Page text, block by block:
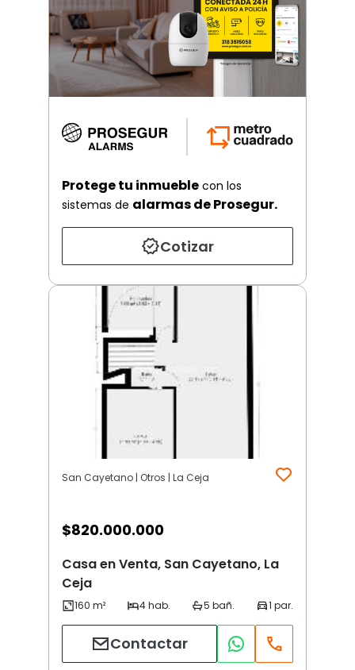
Protege tu inmueble con los
sistemas de alarmas de Prosegur.
Cotizar
San Cayetano | Otros | La Ceja
$820.000.000
Casa en Venta, San Cayetano, La
Ceja
Contactar